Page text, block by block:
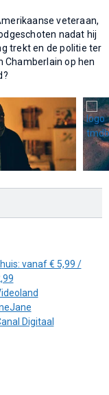
veteraan,
nadat hij
trekt en de politie ter
Chamberlain op hen
vanaf € 5,99 /
Digitaal